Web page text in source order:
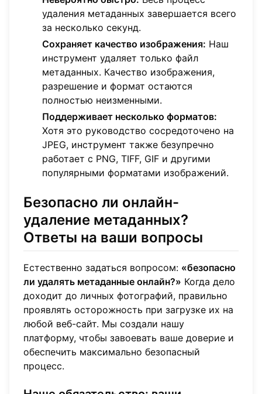
удаления метаданных завершается всего
за несколько секунд.
Сохраняет качество изображения: Наш
инструмент удаляет только файл
метаданных. Качество изображения,
разрешение и формат остаются
полностью неизменными.
Поддерживает несколько форматов:
Хотя это руководство сосредоточено на
JPEG, инструмент также безупречно
работает с PNG, TIFF, GIF и другими
популярными форматами изображений.
Безопасно ли онлайн-
удаление метаданных?
Ответы на ваши вопросы
Естественно задаться вопросом: «безопасно
ли удалять метаданные онлайн?» Когда дело
доходит до личных фотографий, правильно
проявлять осторожность при загрузке их на
любой веб-сайт. Мы создали нашу
платформу, чтобы завоевать ваше доверие и
обеспечить максимально безопасный
процесс.